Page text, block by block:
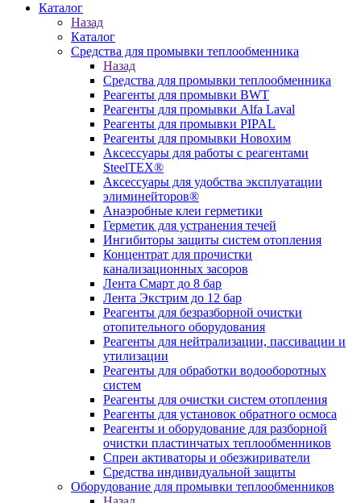
Каталог
Назад
Каталог
Средства для промывки теплообменника
Назад
Средства для промывки теплообменника
Реагенты для промывки BWT
Реагенты для промывки Alfa Laval
Реагенты для промывки PIPAL
Реагенты для промывки Новохим
Аксессуары для работы с реагентами
SteelTEX®
Аксессуары для удобства эксплуатации
элиминейторов®
Анаэробные клеи герметики
Герметик для устранения течей
Ингибиторы защиты систем отопления
Концентрат для прочистки
канализационных засоров
Лента Смарт до 8 бар
Лента Экстрим до 12 бар
Реагенты для безразборной очистки
отопительного оборудования
Реагенты для нейтрализации, пассивации и
утилизации
Реагенты для обработки водооборотных
систем
Реагенты для очистки систем отопления
Реагенты для установок обратного осмоса
Реагенты и оборудование для разборной
очистки пластинчатых теплообменников
Спреи активаторы и обезжириватели
Средства индивидуальной защиты
Оборудование для промывки теплообменников